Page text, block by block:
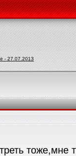
- 27.07.2013
тоже,мне